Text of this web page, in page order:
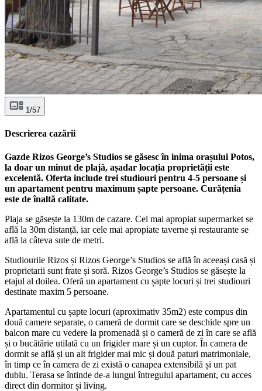
1/57
Descrierea cazării
Gazde Rizos George’s Studios se găsesc în inima orașului Potos,
la doar un minut de plajă, așadar locația proprietății este
excelentă. Oferta include trei studiouri pentru 4-5 persoane și
un apartament pentru maximum șapte persoane. Curățenia
este de înaltă calitate.
Plaja se găsește la 130m de cazare. Cel mai apropiat supermarket se
află la 30m distanță, iar cele mai apropiate taverne și restaurante se
află la câteva sute de metri.
Studiourile Rizos și Rizos George’s Studios se află în aceeași casă și
proprietarii sunt frate și soră. Rizos George’s Studios se găsește la
etajul al doilea. Oferă un apartament cu șapte locuri și trei studiouri
destinate maxim 5 persoane.
Apartamentul cu șapte locuri (aproximativ 35m2) este compus din
două camere separate, o cameră de dormit care se deschide spre un
balcon mare cu vedere la promenadă și o cameră de zi în care se află
și o bucătărie utilată cu un frigider mare și un cuptor. În camera de
dormit se află și un alt frigider mai mic și două paturi matrimoniale,
în timp ce în camera de zi există o canapea extensibilă și un pat
dublu. Terasa se întinde de-a lungul întregului apartament, cu acces
direct din dormitor și living.